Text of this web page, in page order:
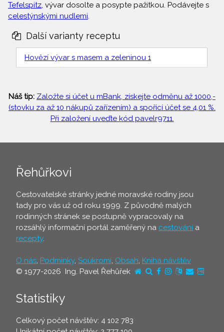
Tefelspitz, vývar dosolte a posypte pažitkou. Podávejte s
celestýnskými nudlemi.
Další varianty receptu
Hovězí vývar s masem a zeleninou 1
Náš tip: Založte si účet u mBank, získejte odměnu až 1000,-
(stovku za až 10 nákupů zařízením) a spořící účet se 4,01 %.
Při založení uveďte kód pavelr9711.
Řehůřkovi
Cestovatelské stránky jedné moravské rodiny jsou
tady pro vás už od roku 1999. Z původně malých
rodinných stránek se postupně vypracovaly na
rozsáhlý informační portál zaměřený na cestování a
recepty.
O nás, Podmínky, Soukromí, Obsah, Kniha návštěv
© 1977-2026 Ing. Pavel Řehůřek
Statistiky
Celkový počet návštěv: 4 102 783